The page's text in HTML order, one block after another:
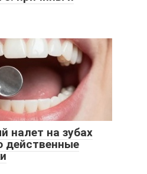
налет на зубах
действенные